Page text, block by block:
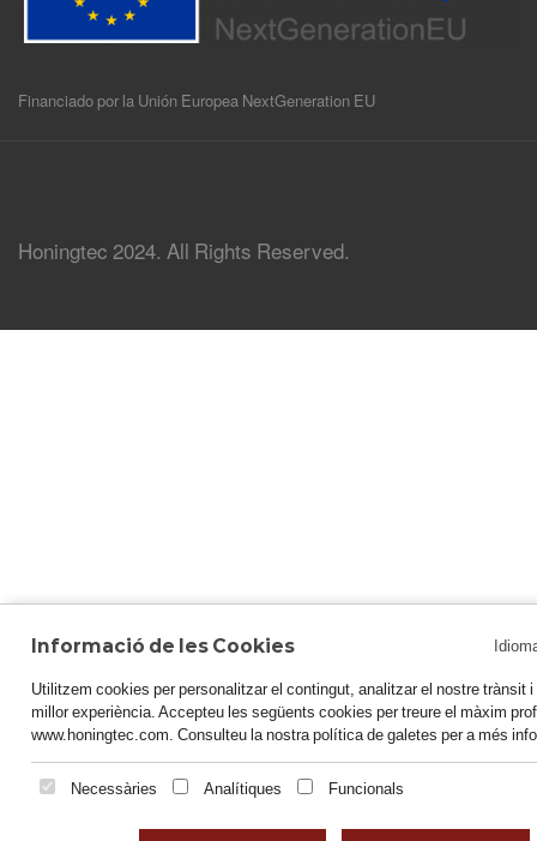
Financiado por la Unión Europea NextGeneration EU
Honingtec 2024. All Rights Reserved.
Informació de les Cookies
Utilitzem cookies per personalitzar el contingut, analitzar el nostre trànsit i
millor experiència. Accepteu les següents cookies per treure el màxim
www.honingtec.com. Consulteu la nostra política de galetes per a més
Necessàries Analítiques Funcionals